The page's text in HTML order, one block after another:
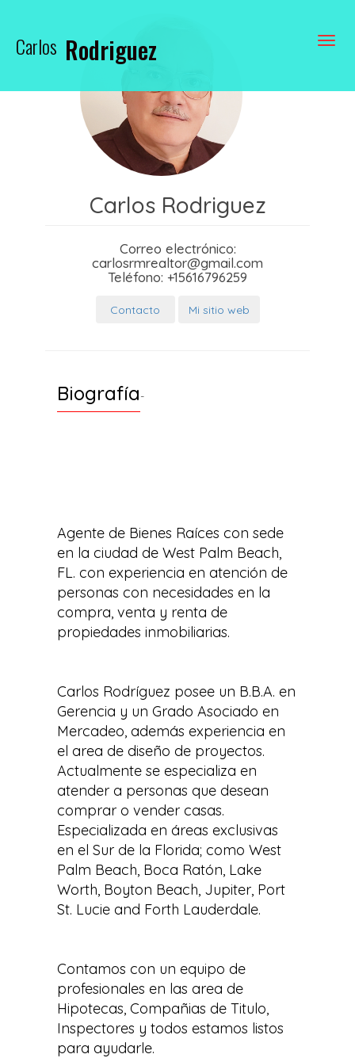
Carlos Rodriguez
Carlos Rodriguez
Correo electrónico:
carlosrmrealtor@gmail.com
Teléfono: +15616796259
Contacto Mi sitio web
Biografía-
Agente de Bienes Raíces con sede
en la ciudad de West Palm Beach,
FL. con experiencia en atención de
personas con necesidades en la
compra, venta y renta de
propiedades inmobiliarias.
Carlos Rodríguez posee un B.B.A. en
Gerencia y un Grado Asociado en
Mercadeo, además experiencia en
el area de diseño de proyectos.
Actualmente se especializa en
atender a personas que desean
comprar o vender casas.
Especializada en áreas exclusivas
en el Sur de la Florida; como West
Palm Beach, Boca Ratón, Lake
Worth, Boyton Beach, Jupiter, Port
St. Lucie and Forth Lauderdale.
Contamos con un equipo de
profesionales en las area de
Hipotecas, Compañias de Titulo,
Inspectores y todos estamos listos
para ayudarle.